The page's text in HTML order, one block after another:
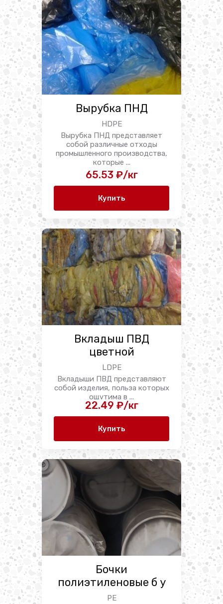
Вырубка ПНД
HDPE
Вырубка ПНД представляет
собой различные отходы
промышленного производства,
которые ...
65.53 ₽/кг
Купить
Вкладыш ПВД
цветной
LDPE
Вкладыши ПВД представляют
собой изделия, польза которых
ощутима в ...
22.49 ₽/кг
Купить
Бочки
полиэтиленовые б у
PE